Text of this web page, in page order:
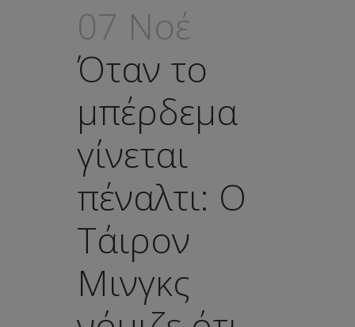
07 Νοέ
Όταν το
μπέρδεμα
γίνεται
πέναλτι: Ο
Τάιρον
Μινγκς